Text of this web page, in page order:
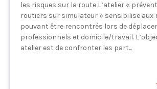
les risques sur la route L’atelier «
routiers sur simulateur » sensibilise aux
pouvant être rencontrés lors de
professionnels et domicile/travail.
atelier est de confronter les part...